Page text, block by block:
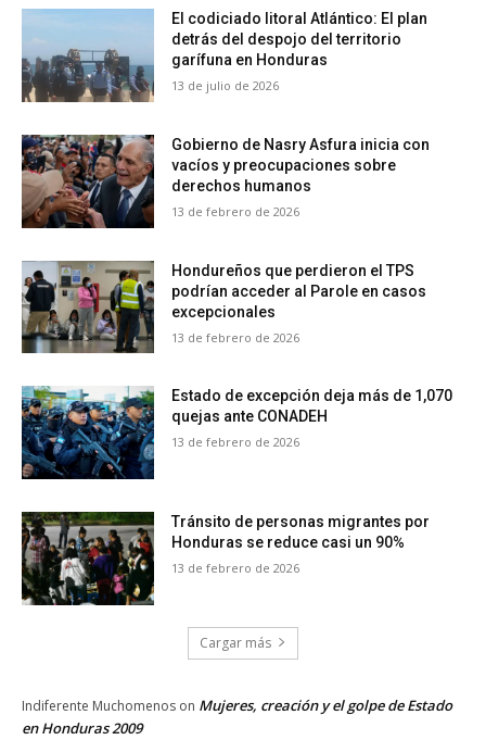
El codiciado litoral Atlántico: El plan
detrás del despojo del territorio
garífuna en Honduras
13 de julio de 2026
Gobierno de Nasry Asfura inicia con
vacíos y preocupaciones sobre
derechos humanos
13 de febrero de 2026
Hondureños que perdieron el TPS
podrían acceder al Parole en casos
excepcionales
13 de febrero de 2026
Estado de excepción deja más de 1,070
quejas ante CONADEH
13 de febrero de 2026
Tránsito de personas migrantes por
Honduras se reduce casi un 90%
13 de febrero de 2026
Cargar más
Indiferente Muchomenos on Mujeres, creación y el golpe de Estado
en Honduras 2009